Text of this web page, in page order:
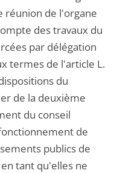
réunion de l'organe
des travaux du
par délégation
termes de l'article L.
du
de la deuxième
du conseil
de
publics de
tant qu'elles ne